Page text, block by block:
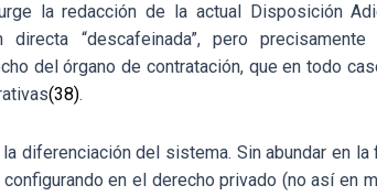
la redacción de la actual Disposición
“descafeinada”, pero
del órgano de contratación, que en todo
(38).
diferenciación del sistema. Sin abundar en la
en el derecho privado (no así en